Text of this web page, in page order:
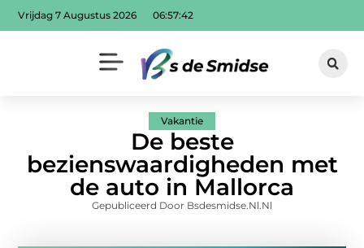
Vrijdag 7 Augustus 2026 06:57:43
Vakantie
De beste
bezienswaardigheden met
de auto in Mallorca
Gepubliceerd Door Bsdesmidse.nl.nl